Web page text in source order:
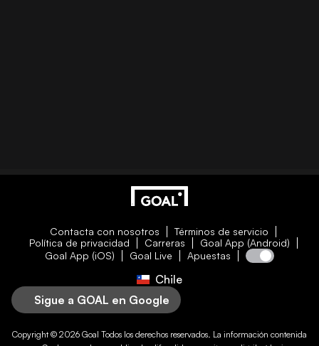
Contacta con nosotros
Términos de servicio
Política de privacidad
Carreras
Goal App (Android)
Goal App (iOS)
Goal Live Apuestas
Chile
Sigue a GOAL en Google
Copyright © 2026 Goal Todos los derechos reservados. La información contenida